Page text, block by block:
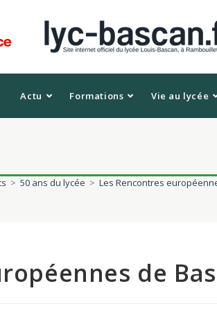
Actu Formations Vie au lycée
> 50 ans du lycée > Les Rencontres
de